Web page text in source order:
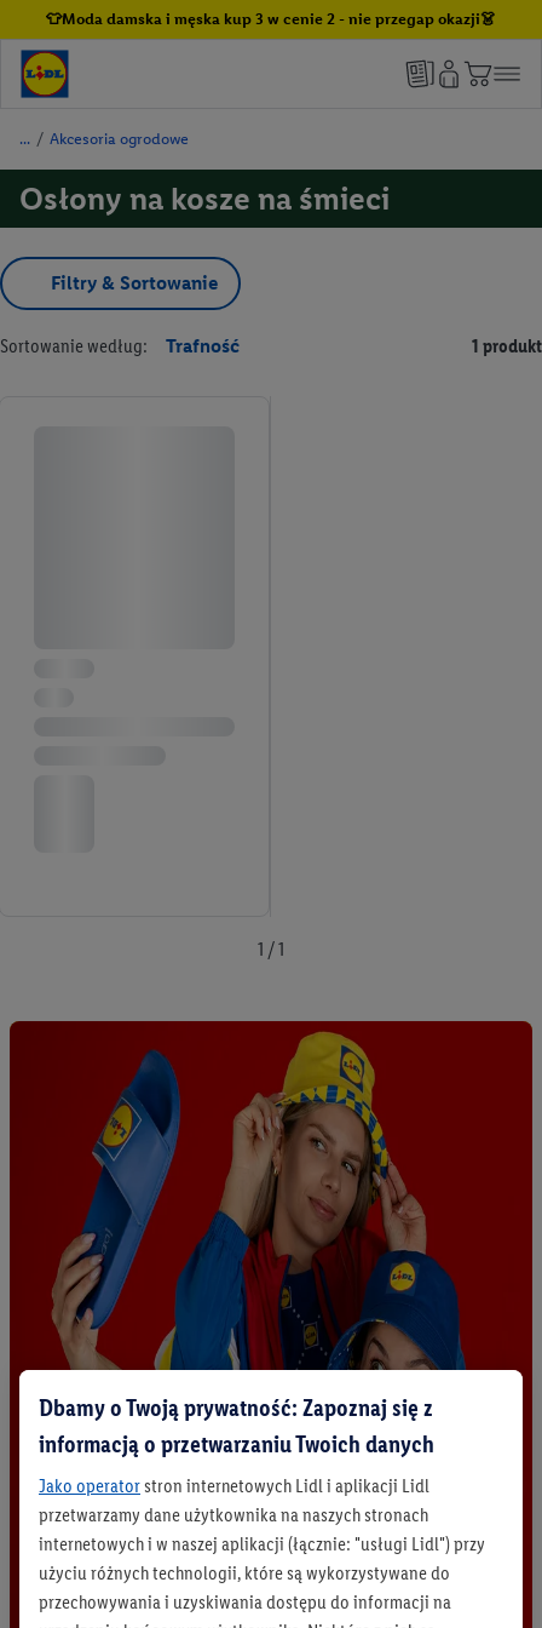
👕Moda damska i męska kup 3 w cenie 2 - nie przegap okazji👗
/ Akcesoria ogrodowe
Osłony na kosze na śmieci
Filtry & Sortowanie
Sortowanie według: Trafność 1 produkt
1 / 1
Dbamy o Twoją prywatność: Zapoznaj się z
informacją o przetwarzaniu Twoich danych
Jako operatorstron internetowych Lidl i aplikacji Lidl
przetwarzamy dane użytkownika na naszych stronach
internetowych i w naszej aplikacji (łącznie: "usługi Lidl") przy
użyciu różnych technologii, które są wykorzystywane do
przechowywania i uzyskiwania dostępu do informacji na